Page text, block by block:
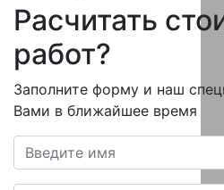
Расчитать
работ?
Заполните форму и наш
Вами в ближайшее время